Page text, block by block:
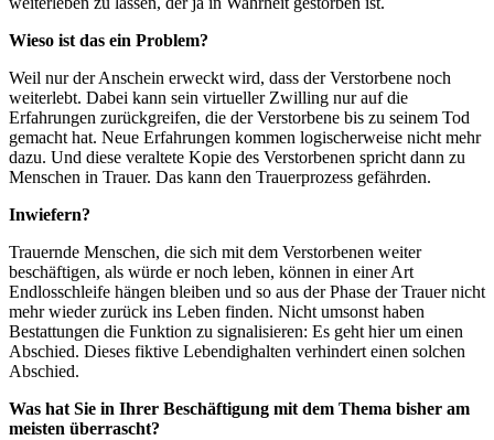
Wieso ist das ein Problem?
Weil nur der Anschein erweckt wird, dass der Verstorbene noch
weiterlebt. Dabei kann sein virtueller Zwilling nur auf die
Erfahrungen zurückgreifen, die der Verstorbene bis zu seinem Tod
gemacht hat. Neue Erfahrungen kommen logischerweise nicht mehr
dazu. Und diese veraltete Kopie des Verstorbenen spricht dann zu
Menschen in Trauer. Das kann den Trauerprozess gefährden.
Inwiefern?
Trauernde Menschen, die sich mit dem Verstorbenen weiter
beschäftigen, als würde er noch leben, können in einer Art
Endlosschleife hängen bleiben und so aus der Phase der Trauer nicht
mehr wieder zurück ins Leben finden. Nicht umsonst haben
Bestattungen die Funktion zu signalisieren: Es geht hier um einen
Abschied. Dieses fiktive Lebendighalten verhindert einen solchen
Abschied.
Was hat Sie in Ihrer Beschäftigung mit dem Thema bisher am
meisten überrascht?